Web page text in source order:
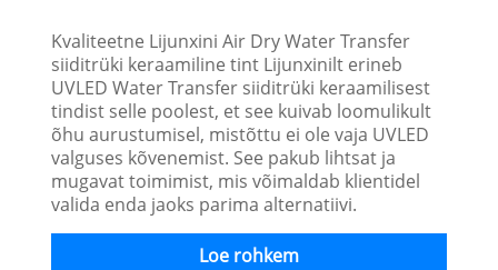
Kvaliteetne Lijunxini Air Dry Water Transfer
siiditrüki keraamiline tint Lijunxinilt erineb
UVLED Water Transfer siiditrüki keraamilisest
tindist selle poolest, et see kuivab loomulikult
õhu aurustumisel, mistõttu ei ole vaja UVLED
valguses kõvenemist. See pakub lihtsat ja
mugavat toimimist, mis võimaldab klientidel
valida enda jaoks parima alternatiivi.
Loe rohkem